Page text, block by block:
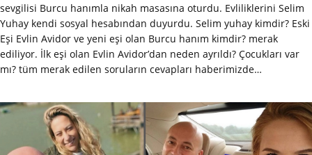
sevgilisi Burcu hanımla nikah masasına oturdu. Evliliklerini Selim
Yuhay kendi sosyal hesabından duyurdu. Selim yuhay kimdir? Eski
Eşi Evlin Avidor ve yeni eşi olan Burcu hanım kimdir? merak
ediliyor. İlk eşi olan Evlin Avidor’dan neden ayrıldı? Çocukları var
mı? tüm merak edilen soruların cevapları haberimizde…